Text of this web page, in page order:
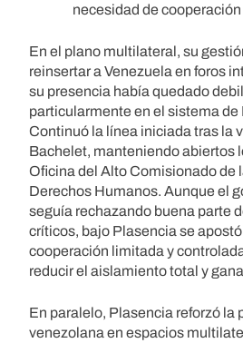
necesidad de
En el plano multilateral, su
reinsertar a Venezuela en foros
su presencia había quedado
particularmente en el sistema de
Continuó la línea iniciada tras la
Bachelet, manteniendo abiertos
Oficina del Alto Comisionado de
Derechos Humanos. Aunque el
seguía rechazando buena parte
críticos, bajo Plasencia se
cooperación limitada y
reducir el aislamiento total y
En paralelo, Plasencia reforzó la
venezolana en espacios